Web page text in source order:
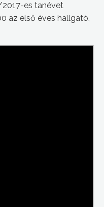
es tanévet
az első éves hallgató,